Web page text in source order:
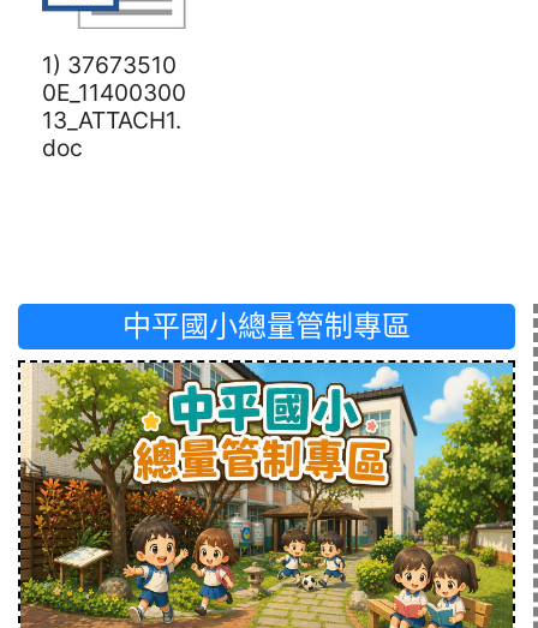
1) 37673510
0E_11400300
13_ATTACH1.
doc
中平國小總量管制專區